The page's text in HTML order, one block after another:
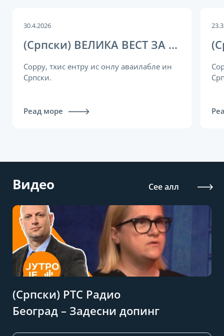
30.4.2026
(Српски) ВЕЛИКА ВЕСТ ЗА СВЕ СПОРТИСТЕ! Уведено ново правило о допинг контроли – ово ће их ОДУШЕВИТИ!
Соррy, тхис ентрy ис онлy аваилабле ин
Српски.
Реад море
Видео Сее алл
(Српски) РТС Радио
Београд – Задесни допинг